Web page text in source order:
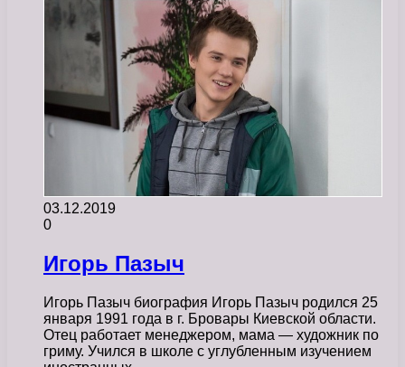
03.12.2019
0
Игорь Пазыч
Игорь Пазыч биография Игорь Пазыч родился 25
января 1991 года в г. Бровары Киевской области.
Отец работает менеджером, мама — художник по
гриму. Учился в школе с углубленным изучением